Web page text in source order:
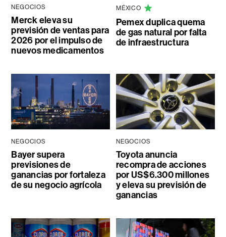
NEGOCIOS
Merck eleva su
previsión de ventas para
2026 por el impulso de
nuevos medicamentos
MÉXICO
Pemex duplica quema
de gas natural por falta
de infraestructura
NEGOCIOS
Bayer supera
previsiones de
ganancias por fortaleza
de su negocio agrícola
NEGOCIOS
Toyota anuncia
recompra de acciones
por US$6.300 millones
y eleva su previsión de
ganancias